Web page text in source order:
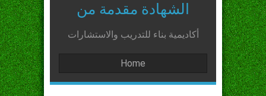
الشهادة مقدمة من
أكاديمية بناء للتدريب والاستشارات
Home